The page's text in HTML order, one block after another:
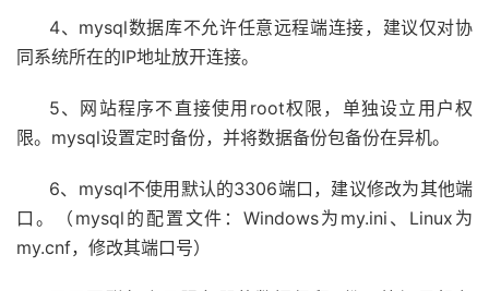
4、mysql数据库不允许任意远程端连接，建议仅对协
同系统所在的IP地址放开连接。
5、网站程序不直接使用root权限，单独设立用户权
限。mysql设置定时备份，并将数据备份包备份在异机。
6、mysql不使用默认的3306端口，建议修改为其他端
口。（mysql的配置文件：Windows为my.ini、Linux为
my.cnf，修改其端口号）